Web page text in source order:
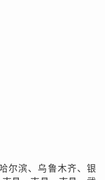
尔滨、乌鲁木齐、银